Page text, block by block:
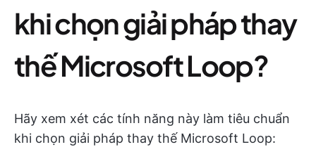
khi chọn giải pháp thay
thế Microsoft Loop?
Hãy xem xét các tính năng này làm tiêu chuẩn
khi chọn giải pháp thay thế Microsoft Loop: